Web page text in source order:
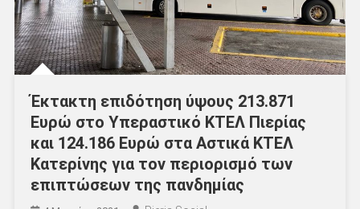
Έκτακτη επιδότηση ύψους 213.871
Ευρώ στο Υπεραστικό ΚΤΕΛ Πιερίας
και 124.186 Ευρώ στα Αστικά ΚΤΕΛ
Κατερίνης για τον περιορισμό των
επιπτώσεων της πανδημίας